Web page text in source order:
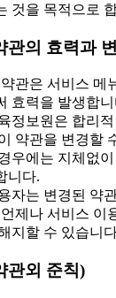
것을 목적으로
관의 효력과
관은 서비스 메
효력을 발생합니
정보원은 합리적
약관을 변경할
우에는 지체없
니다.
자는 변경된 약
제나 서비스 이
지할 수 있습니
관외 준칙)